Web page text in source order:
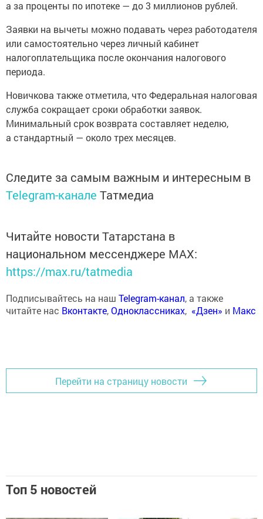
а за проценты по ипотеке — до 3 миллионов рублей.
Заявки на вычеты можно подавать через работодателя
или самостоятельно через личный кабинет
налогоплательщика после окончания налогового
периода.
Новичкова также отметила, что Федеральная налоговая
служба сокращает сроки обработки заявок.
Минимальный срок возврата составляет неделю,
а стандартный — около трех месяцев.
Следите за самым важным и интересным в
Telegram-канале Татмедиа
Читайте новости Татарстана в
национальном мессенджере MАХ:
https://max.ru/tatmedia
Подписывайтесь на наш Telegram-канал, а также
читайте нас Вконтакте,Одноклассниках, «Дзен» и Макс
Перейти на страницу новости
Топ 5 новостей